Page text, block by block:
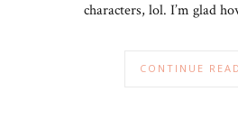
characters, lol. I’m glad
CONTINUE